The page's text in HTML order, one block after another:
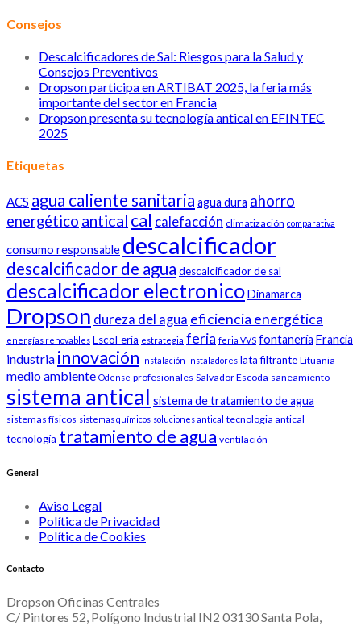
Consejos
Descalcificadores de Sal: Riesgos para la Salud y
Consejos Preventivos
Dropson participa en ARTIBAT 2025, la feria más
importante del sector en Francia
Dropson presenta su tecnología antical en EFINTEC
2025
Etiquetas
ACS agua caliente sanitaria agua dura ahorro
energético antical cal calefacción climatización comparativa
consumo responsable descalcificador
descalcificador de agua descalcificador de sal
descalcificador electronicoDinamarca
Dropson dureza del agua eficiencia energética
energías renovables EscoFeria estrategia feria feria VVS fontanería Francia
industria innovación Instalación instaladores lata filtrante Lituania
medio ambiente Odense profesionales Salvador Escoda saneamiento
sistema antical sistema de tratamiento de agua
sistemas físicos sistemas químicos soluciones antical tecnologia antical
tecnología tratamiento de agua ventilación
General
Aviso Legal
Política de Privacidad
Política de Cookies
Contacto
Dropson Oficinas Centrales
C/ Pintores 52, Polígono Industrial IN2 03130 Santa Pola,